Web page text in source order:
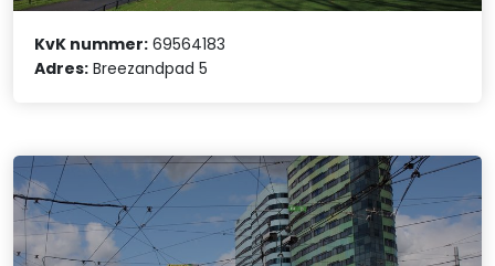
KvK nummer: 69564183
Adres: Breezandpad 5